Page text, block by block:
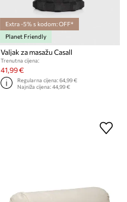
Extra -5% s kodom: OFF*
Planet Friendly
Valjak za masažu Casall
Trenutna cijena:
41,99 €
Regularna cijena:64,99 €
Najniža cijena:44,99 €